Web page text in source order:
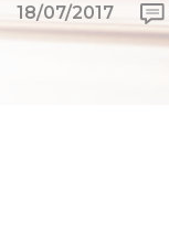
18/07/2017